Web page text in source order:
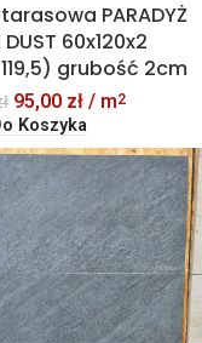
PARADYŻ
DUST 60x120x2
grubość 2cm
95,00 zł / m2
Koszyka